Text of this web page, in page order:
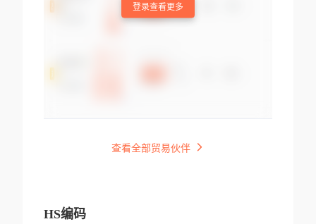
登录查看更多
查看全部贸易伙伴
HS编码